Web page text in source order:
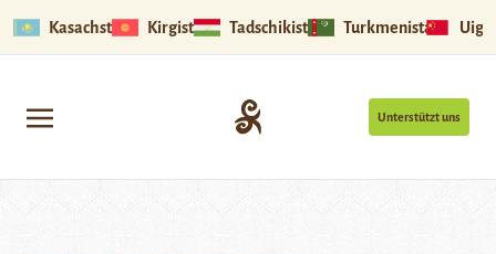
Kasachstan Kirgistan Tadschikistan Turkmenistan
Unterstützt uns